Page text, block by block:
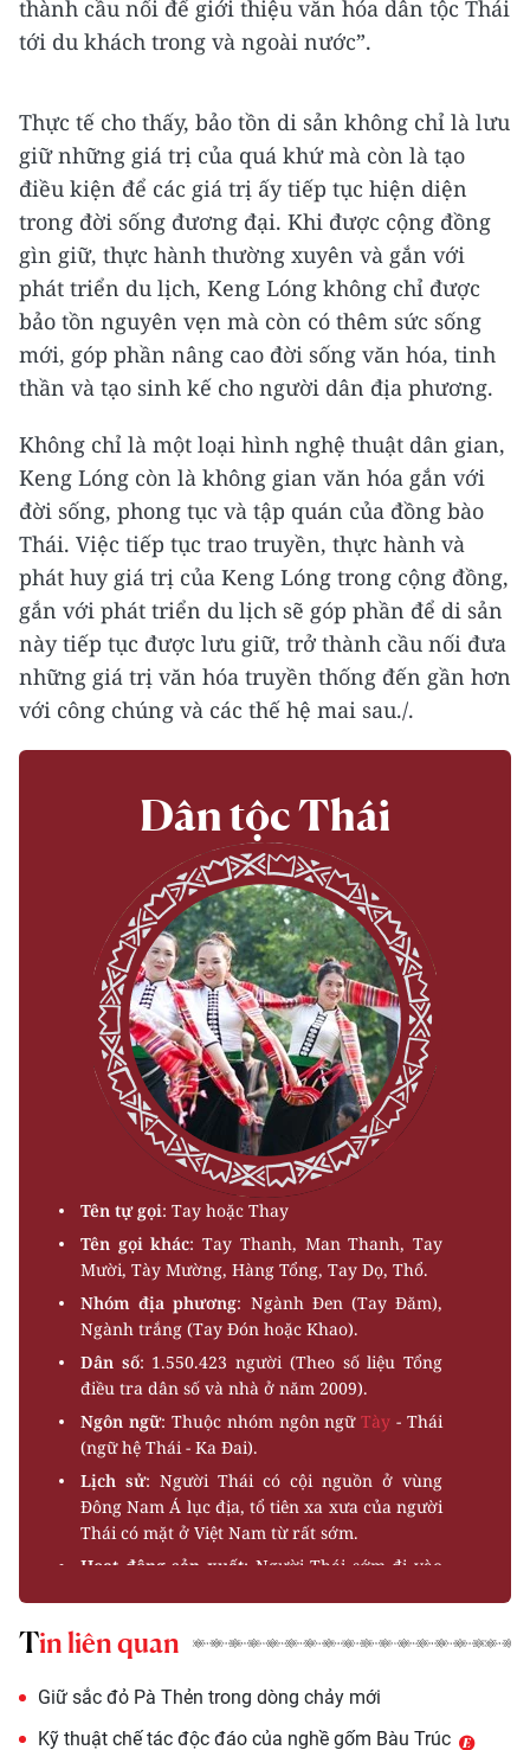
thành cầu nối để giới thiệu văn hóa dân tộc Thái
tới du khách trong và ngoài nước”.
Thực tế cho thấy, bảo tồn di sản không chỉ là lưu
giữ những giá trị của quá khứ mà còn là tạo
điều kiện để các giá trị ấy tiếp tục hiện diện
trong đời sống đương đại. Khi được cộng đồng
gìn giữ, thực hành thường xuyên và gắn với
phát triển du lịch, Keng Lóng không chỉ được
bảo tồn nguyên vẹn mà còn có thêm sức sống
mới, góp phần nâng cao đời sống văn hóa, tinh
thần và tạo sinh kế cho người dân địa phương.
Không chỉ là một loại hình nghệ thuật dân gian,
Keng Lóng còn là không gian văn hóa gắn với
đời sống, phong tục và tập quán của đồng bào
Thái. Việc tiếp tục trao truyền, thực hành và
phát huy giá trị của Keng Lóng trong cộng đồng,
gắn với phát triển du lịch sẽ góp phần để di sản
này tiếp tục được lưu giữ, trở thành cầu nối đưa
những giá trị văn hóa truyền thống đến gần hơn
với công chúng và các thế hệ mai sau./.
Dân tộc Thái
Tên tự gọi: Tay hoặc Thay
Tên gọi khác: Tay Thanh, Man Thanh, Tay
Mười, Tày Mường, Hàng Tổng, Tay Dọ, Thổ.
Nhóm địa phương: Ngành Ðen (Tay Ðăm),
Ngành trắng (Tay Ðón hoặc Khao).
Dân số: 1.550.423 người (Theo số liệu Tổng
điều tra dân số và nhà ở năm 2009).
Ngôn ngữ: Thuộc nhóm ngôn ngữTày - Thái
(ngữ hệ Thái - Ka Ðai).
Lịch sử: Người Thái có cội nguồn ở vùng
Đông Nam Á lục địa, tổ tiên xa xưa của người
Thái có mặt ở Việt Nam từ rất sớm.
Hoạt động sản xuất: Người Thái sớm đi vào
"mương, phai, lái, lịn" (khơi mương, đắp đập,
trên các cánh đồng thung lũng. Họ làm
Tin liên quan
Giữ sắc đỏ Pà Thẻn trong dòng chảy mới
Kỹ thuật chế tác độc đáo của nghề gốm Bàu Trúc